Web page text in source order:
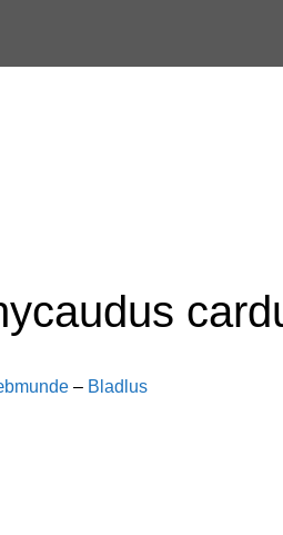
– Bladlus